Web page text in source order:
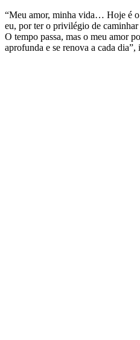
“Meu amor, minha vida… Hoje é o
eu, por ter o privilégio de caminhar
O tempo passa, mas o meu amor
aprofunda e se renova a cada dia”,